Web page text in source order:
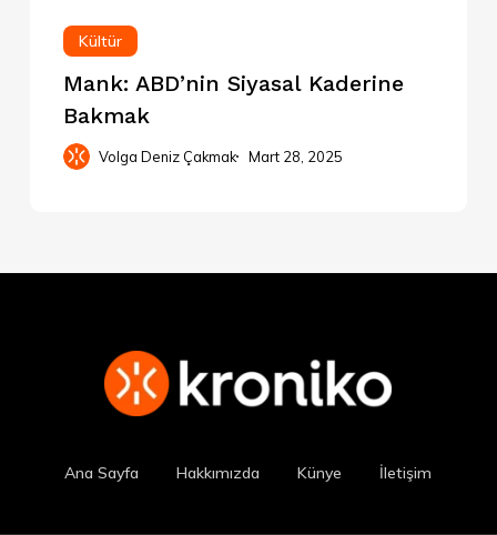
Kültür
Mank: ABD’nin Siyasal Kaderine
Bakmak
Volga Deniz Çakmak Mart 28, 2025
Ana Sayfa Hakkımızda Künye İletişim